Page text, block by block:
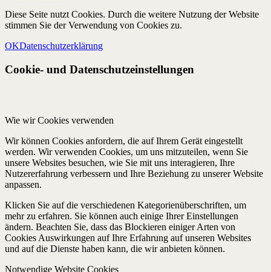
Diese Seite nutzt Cookies. Durch die weitere Nutzung der Website
stimmen Sie der Verwendung von Cookies zu.
OKDatenschutzerklärung
Cookie- und Datenschutzeinstellungen
Wie wir Cookies verwenden
Wir können Cookies anfordern, die auf Ihrem Gerät eingestellt
werden. Wir verwenden Cookies, um uns mitzuteilen, wenn Sie
unsere Websites besuchen, wie Sie mit uns interagieren, Ihre
Nutzererfahrung verbessern und Ihre Beziehung zu unserer Website
anpassen.
Klicken Sie auf die verschiedenen Kategorienüberschriften, um
mehr zu erfahren. Sie können auch einige Ihrer Einstellungen
ändern. Beachten Sie, dass das Blockieren einiger Arten von
Cookies Auswirkungen auf Ihre Erfahrung auf unseren Websites
und auf die Dienste haben kann, die wir anbieten können.
Notwendige Website Cookies